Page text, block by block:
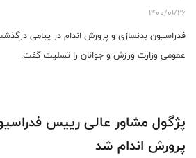
1400/01/26
فدراسیون بدنسازی و پرورش اندام در پیامی
عمومی وزارت ورزش و جوانان را تسلیت گفت.
پژگول مشاور عالی رییس
پرورش اندام شد